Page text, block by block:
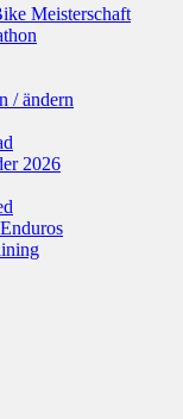
Meisterschaft
/ ändern
2026